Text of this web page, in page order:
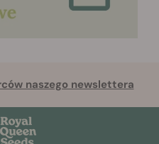
naszego newslettera